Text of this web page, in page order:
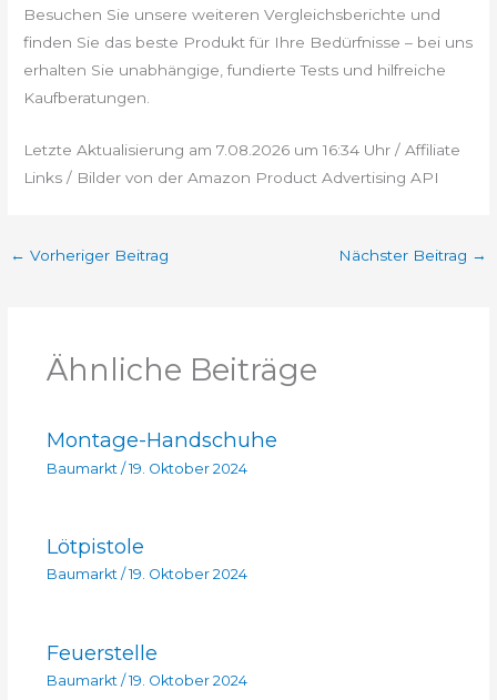
Besuchen Sie unsere weiteren Vergleichsberichte und
finden Sie das beste Produkt für Ihre Bedürfnisse – bei uns
erhalten Sie unabhängige, fundierte Tests und hilfreiche
Kaufberatungen.
Letzte Aktualisierung am 7.08.2026 um 16:34 Uhr / Affiliate
Links / Bilder von der Amazon Product Advertising API
← Vorheriger Beitrag Nächster Beitrag →
Ähnliche Beiträge
Montage-Handschuhe
Baumarkt /19. Oktober 2024
Lötpistole
Baumarkt/ 19. Oktober 2024
Feuerstelle
Baumarkt/ 19. Oktober 2024